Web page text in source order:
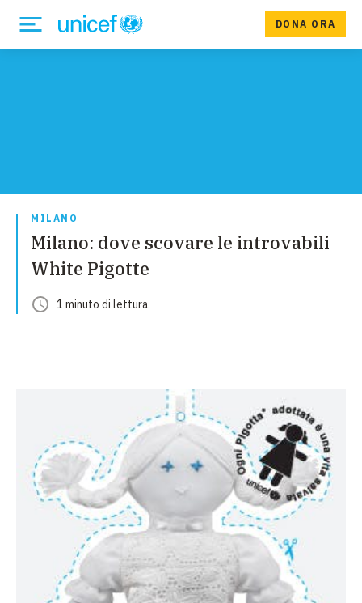
DONA ORA
MILANO
Milano: dove scovare le introvabili
White Pigotte
1 minuto di lettura